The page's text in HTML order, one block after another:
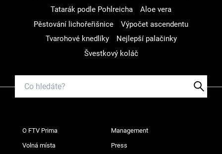
Tatarák podle Pohlreicha
Aloe vera
Pěstování lichořeřišnice
Výpočet ascendentu
Tvarohové knedlíky
Nejlepší palačinky
Švestkový koláč
O FTV Prima Management
Volná místa Press